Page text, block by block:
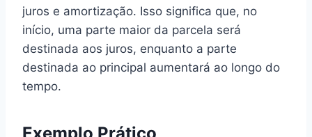
juros e amortização. Isso significa que, no
início, uma parte maior da parcela será
destinada aos juros, enquanto a parte
destinada ao principal aumentará ao longo do
tempo.
Exemplo Prático